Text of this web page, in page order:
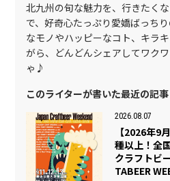
北九州の旬な魅力を、行きたく
で、好奇心たっぷり愛嬌ばっち
なモノやハッピーなコト、キラ
がら、どんどんシェアしてワク
ゃ♪
このライターが書いた最近の記事
2026.08.07
【2026年9
種以上！全
クラフトビ
TABEER